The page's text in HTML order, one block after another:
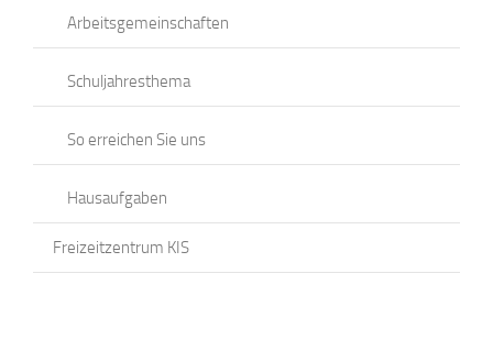
Arbeitsgemeinschaften
Schuljahresthema
So erreichen Sie uns
Hausaufgaben
Freizeitzentrum KIS